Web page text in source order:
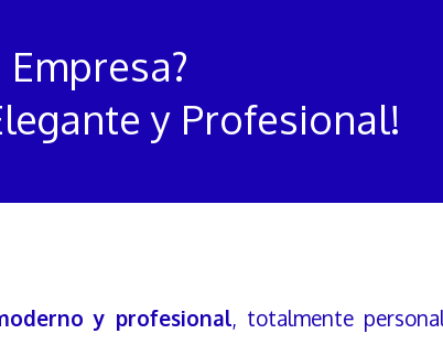
y Profesional!
y profesional
, totalmente